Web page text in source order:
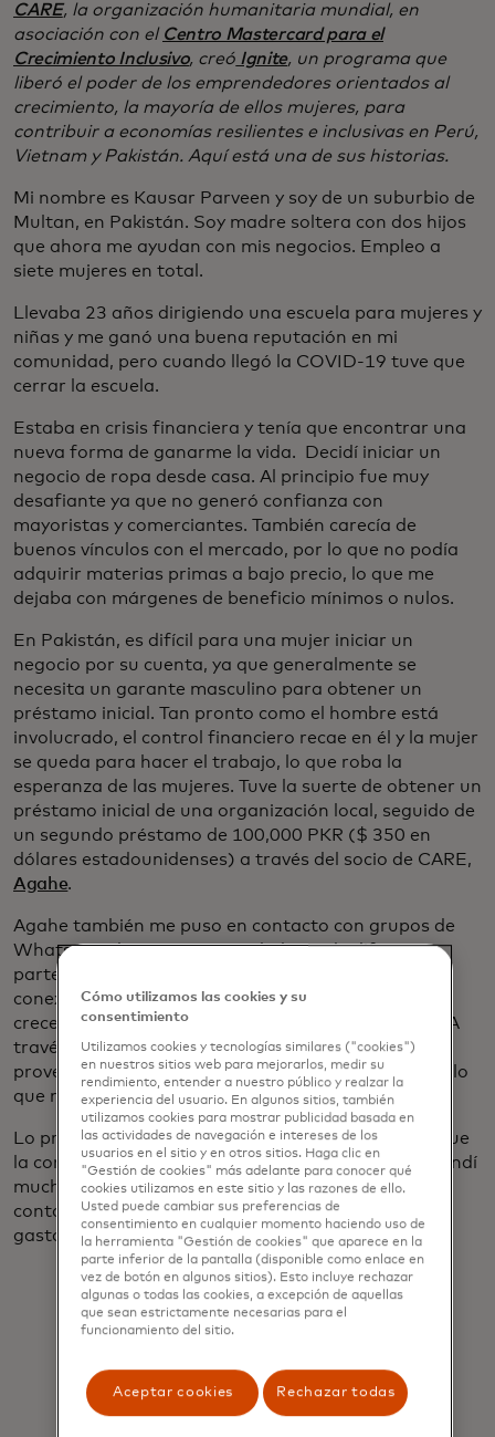
CARE, la organización humanitaria mundial, en
asociación con el Centro Mastercard para el
Crecimiento Inclusivo, creó Ignite, un programa que
liberó el poder de los emprendedores orientados al
crecimiento, la mayoría de ellos mujeres, para
contribuir a economías resilientes e inclusivas en Perú,
Vietnam y Pakistán. Aquí está una de sus historias.
Mi nombre es Kausar Parveen y soy de un suburbio de
Multan, en Pakistán. Soy madre soltera con dos hijos
que ahora me ayudan con mis negocios. Empleo a
siete mujeres en total.
Llevaba 23 años dirigiendo una escuela para mujeres y
niñas y me ganó una buena reputación en mi
comunidad, pero cuando llegó la COVID-19 tuve que
cerrar la escuela.
Estaba en crisis financiera y tenía que encontrar una
nueva forma de ganarme la vida. Decidí iniciar un
negocio de ropa desde casa. Al principio fue muy
desafiante ya que no generó confianza con
mayoristas y comerciantes. También carecía de
buenos vínculos con el mercado, por lo que no podía
adquirir materias primas a bajo precio, lo que me
dejaba con márgenes de beneficio mínimos o nulos.
En Pakistán, es difícil para una mujer iniciar un
negocio por su cuenta, ya que generalmente se
necesita un garante masculino para obtener un
préstamo inicial. Tan pronto como el hombre está
involucrado, el control financiero recae en él y la mujer
se queda para hacer el trabajo, lo que roba la
esperanza de las mujeres. Tuve la suerte de obtener un
préstamo inicial de una organización local, seguido de
un segundo préstamo de 100,000 PKR ($ 350 en
dólares estadounidenses) a través del socio de CARE,
Agahe.
Agahe también me puso en contacto con grupos de
WhatsApp de otros emprendedores de diferentes
partes del país. Esto me ayudó a establecer nuevas
conexiones comerciales, pero también me ayudó a
crecer creativamente y a desarrollar nuevas ideas. A
través de estas redes contacté con un nuevo
proveedor al que puedo comprar tela al por mayor, lo
que me supuso un importante ahorro.
Lo principal que gané de la capacitación de Ignite fue
la confianza para crecer como mujer. También aprendí
mucho sobre administración de empresas y
contabilidad, ya que antes no sabía cuánto ganó o
gastado.
"Las personas que antes me decían
Cómo utilizamos las cookies y su
consentimiento
Utilizamos cookies y tecnologías similares ("cookies")
en nuestros sitios web para mejorarlos, medir su
rendimiento, entender a nuestro público y realzar la
experiencia del usuario. En algunos sitios, también
utilizamos cookies para mostrar publicidad basada en
las actividades de navegación e intereses de los
usuarios en el sitio y en otros sitios. Haga clic en
"Gestión de cookies" más adelante para conocer qué
cookies utilizamos en este sitio y las razones de ello.
Usted puede cambiar sus preferencias de
consentimiento en cualquier momento haciendo uso de
la herramienta "Gestión de cookies" que aparece en la
parte inferior de la pantalla (disponible como enlace en
vez de botón en algunos sitios). Esto incluye rechazar
algunas o todas las cookies, a excepción de aquellas
que sean estrictamente necesarias para el
funcionamiento del sitio.
Aceptar cookies Rechazar todas